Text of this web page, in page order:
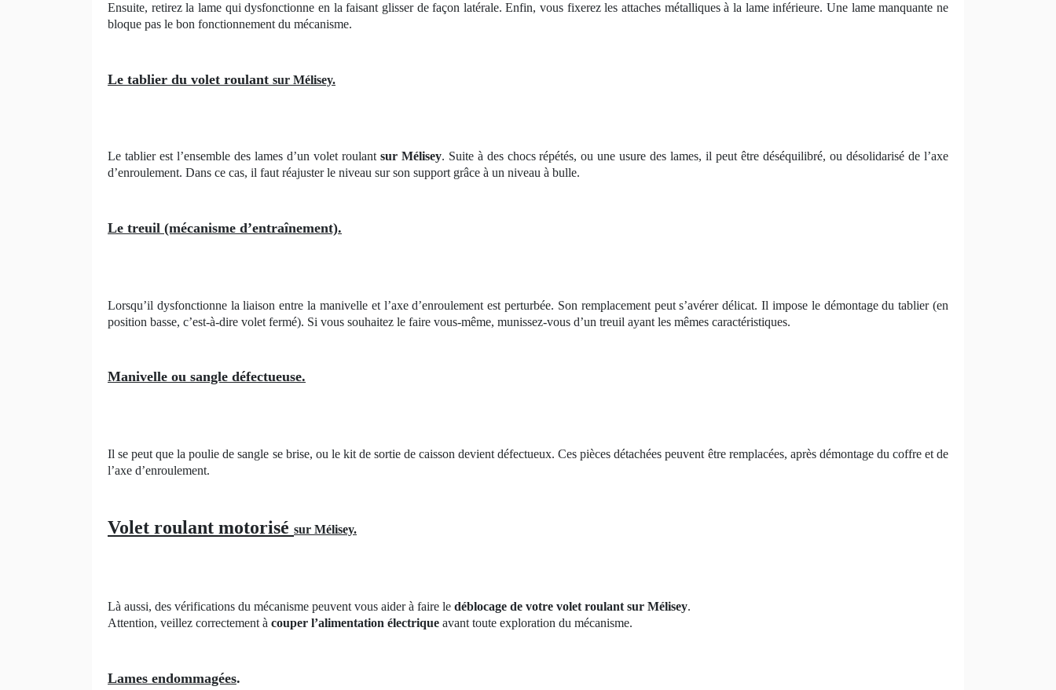
Ensuite, retirez la lame qui dysfonctionne en la faisant glisser de façon latérale. Enfin, vous fixerez les attaches métalliques à la lame inférieure. Une lame manquante ne
bloque pas le bon fonctionnement du mécanisme.
Le tablier du volet roulant sur Mélisey.
Le tablier est l’ensemble des lames d’un volet roulant sur Mélisey. Suite à des chocs répétés, ou une usure des lames, il peut être déséquilibré, ou désolidarisé de l’axe
d’enroulement. Dans ce cas, il faut réajuster le niveau sur son support grâce à un niveau à bulle.
Le treuil (mécanisme d’entraînement).
Lorsqu’il dysfonctionne la liaison entre la manivelle et l’axe d’enroulement est perturbée. Son remplacement peut s’avérer délicat. Il impose le démontage du tablier (en
position basse, c’est-à-dire volet fermé). Si vous souhaitez le faire vous-même, munissez-vous d’un treuil ayant les mêmes caractéristiques.
Manivelle ou sangle défectueuse.
Il se peut que la poulie de sangle se brise, ou le kit de sortie de caisson devient défectueux. Ces pièces détachées peuvent être remplacées, après démontage du coffre et de
l’axe d’enroulement.
Volet roulant motorisé sur Mélisey.
Là aussi, des vérifications du mécanisme peuvent vous aider à faire le déblocage de votre volet roulant sur Mélisey.
Attention, veillez correctement à couper l’alimentation électrique avant toute exploration du mécanisme.
Lames endommagées.